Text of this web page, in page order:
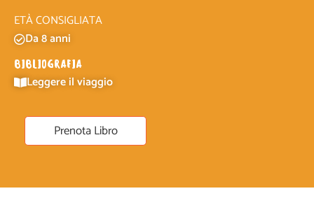
ETÀ CONSIGLIATA
Da 8 anni
BIBLIOGRAFIA
Leggere il viaggio
Prenota Libro